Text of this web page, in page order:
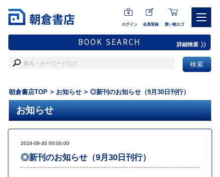
ログイン 会員登録 買い物カゴ
BOOK SEARCH 詳細検索
朝倉書店TOP お知らせ ◎新刊のお知らせ（9月30日刊行）
お知らせ
2024-09-30 00:00:00
◎新刊のお知らせ（9月30日刊行）